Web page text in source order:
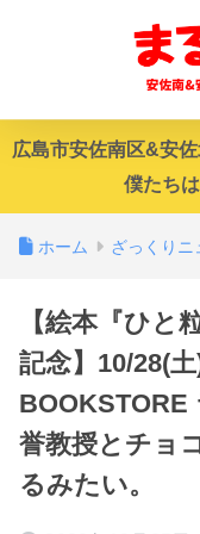
広島市安佐南区&安
僕たち
ホーム ざっくりニ
【絵本『ひと
記念】10/28(
BOOKSTORE
誉教授とチョ
るみたい。